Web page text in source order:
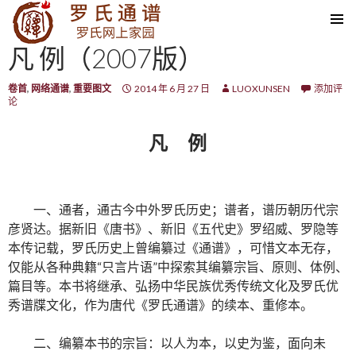
SKIP TO CONTENT
凡 例（2007版）
卷首, 网络通谱, 重要图文 2014 年 6 月 27 日 LUOXUNSEN
添加评
论
凡 例
一、通者，通古今中外罗氏历史；谱者，谱历朝历代宗
彦贤达。据新旧《唐书》、新旧《五代史》罗绍威、罗隐等
本传记载，罗氏历史上曾编纂过《通谱》，可惜文本无存，
仅能从各种典籍“只言片语”中探索其编纂宗旨、原则、体例、
篇目等。本书将继承、弘扬中华民族优秀传统文化及罗氏优
秀谱牒文化，作为唐代《罗氏通谱》的续本、重修本。
二、编纂本书的宗旨：以人为本，以史为鉴，面向未